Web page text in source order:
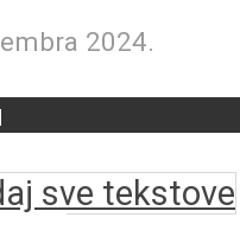
2024.
sve tekstove